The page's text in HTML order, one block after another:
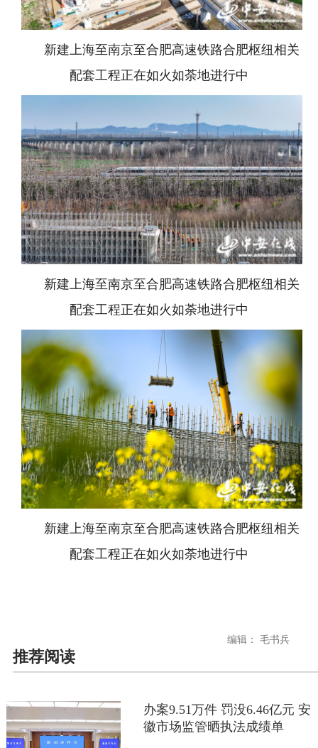
新建上海至南京至合肥高速铁路合肥枢纽相关
配套工程正在如火如荼地进行中
新建上海至南京至合肥高速铁路合肥枢纽相关
配套工程正在如火如荼地进行中
新建上海至南京至合肥高速铁路合肥枢纽相关
配套工程正在如火如荼地进行中
编辑： 毛书兵
推荐阅读
办案9.51万件 罚没6.46亿元 安
徽市场监管晒执法成绩单